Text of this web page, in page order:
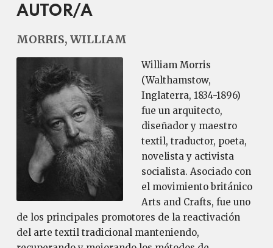
AUTOR/A
MORRIS, WILLIAM
William Morris
(Walthamstow,
Inglaterra, 1834-1896)
fue un arquitecto,
diseñador y maestro
textil, traductor, poeta,
novelista y activista
socialista. Asociado con
el movimiento británico
Arts and Crafts, fue uno
de los principales promotores de la reactivación
del arte textil tradicional manteniendo,